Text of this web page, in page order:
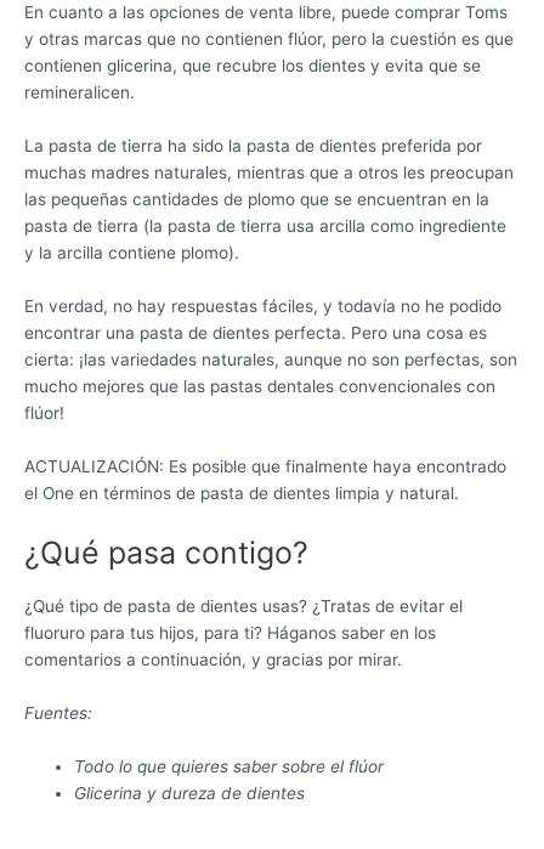
En cuanto a las opciones de venta libre, puede comprar Toms
y otras marcas que no contienen flúor, pero la cuestión es que
contienen glicerina, que recubre los dientes y evita que se
remineralicen.
La pasta de tierra ha sido la pasta de dientes preferida por
muchas madres naturales, mientras que a otros les preocupan
las pequeñas cantidades de plomo que se encuentran en la
pasta de tierra (la pasta de tierra usa arcilla como ingrediente
y la arcilla contiene plomo).
En verdad, no hay respuestas fáciles, y todavía no he podido
encontrar una pasta de dientes perfecta. Pero una cosa es
cierta: ¡las variedades naturales, aunque no son perfectas, son
mucho mejores que las pastas dentales convencionales con
flúor!
ACTUALIZACIÓN: Es posible que finalmente haya encontrado
el One en términos de pasta de dientes limpia y natural.
¿Qué pasa contigo?
¿Qué tipo de pasta de dientes usas? ¿Tratas de evitar el
fluoruro para tus hijos, para ti? Háganos saber en los
comentarios a continuación, y gracias por mirar.
Fuentes:
Todo lo que quieres saber sobre el flúor
Glicerina y dureza de dientes